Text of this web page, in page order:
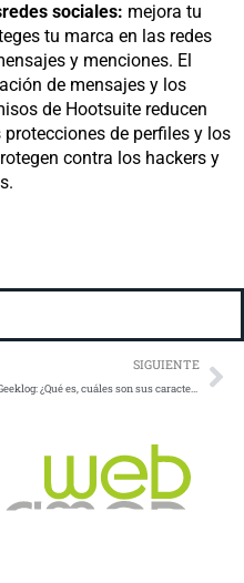
redes sociales: mejora tu
tu marca en las redes
y menciones. El
de mensajes y los
de Hootsuite reducen
de perfiles y los
contra los hackers y
SIGUIENTE
Geeklog: ¿Qué es, cuáles son sus características y que nos puede ofrecer?